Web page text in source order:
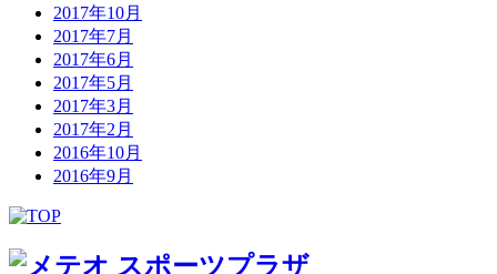
2017年10月
2017年7月
2017年6月
2017年5月
2017年3月
2017年2月
2016年10月
2016年9月